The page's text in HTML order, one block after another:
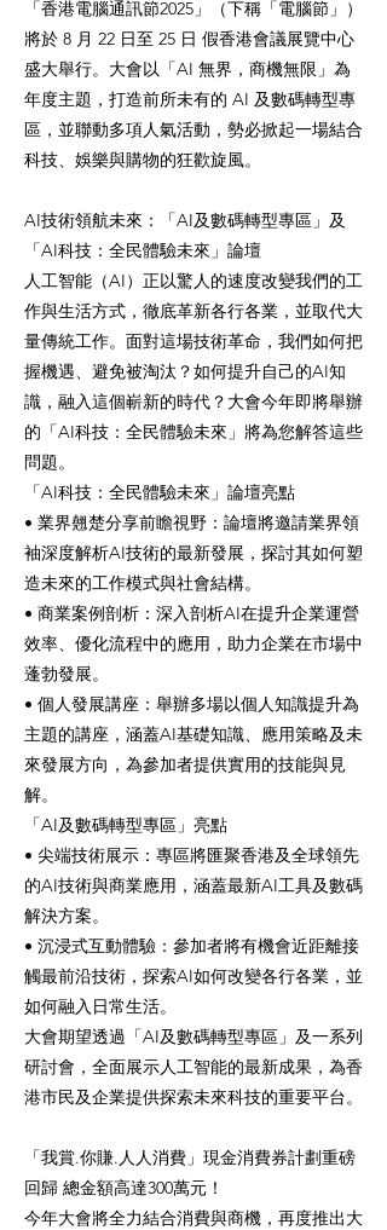
「香港電腦通訊節2025」（下稱「電腦節」）
將於 8 月 22 日至 25 日 假香港會議展覽中心
盛大舉行。大會以「AI 無界，商機無限」為
年度主題，打造前所未有的 AI 及數碼轉型專
區，並聯動多項人氣活動，勢必掀起一場結合
科技、娛樂與購物的狂歡旋風。
AI技術領航未來：「AI及數碼轉型專區」及
「AI科技：全民體驗未來」論壇
人工智能（AI）正以驚人的速度改變我們的工
作與生活方式，徹底革新各行各業，並取代大
量傳統工作。面對這場技術革命，我們如何把
握機遇、避免被淘汰？如何提升自己的AI知
識，融入這個嶄新的時代？大會今年即將舉辦
的「AI科技：全民體驗未來」將為您解答這些
問題。
「AI科技：全民體驗未來」論壇亮點
• 業界翹楚分享前瞻視野：論壇將邀請業界領
袖深度解析AI技術的最新發展，探討其如何塑
造未來的工作模式與社會結構。
• 商業案例剖析：深入剖析AI在提升企業運營
效率、優化流程中的應用，助力企業在市場中
蓬勃發展。
• 個人發展講座：舉辦多場以個人知識提升為
主題的講座，涵蓋AI基礎知識、應用策略及未
來發展方向，為參加者提供實用的技能與見
解。
「AI及數碼轉型專區」亮點
• 尖端技術展示：專區將匯聚香港及全球領先
的AI技術與商業應用，涵蓋最新AI工具及數碼
解決方案。
• 沉浸式互動體驗：參加者將有機會近距離接
觸最前沿技術，探索AI如何改變各行各業，並
如何融入日常生活。
大會期望透過「AI及數碼轉型專區」及一系列
研討會，全面展示人工智能的最新成果，為香
港市民及企業提供探索未來科技的重要平台。
「我賞.你賺.人人消費」現金消費券計劃重磅
回歸 總金額高達300萬元！
今年大會將全力結合消費與商機，再度推出大